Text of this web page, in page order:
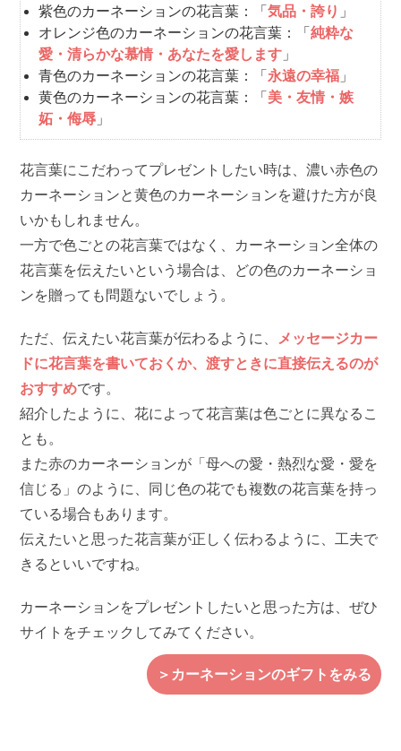
紫色のカーネーションの花言葉：「気品・誇り 」
オレンジ色のカーネーションの花言葉：「純粋な
愛・清らかな慕情・あなたを愛します 」
青色のカーネーションの花言葉：「 永遠の幸福 」
黄色のカーネーションの花言葉：「 美・友情・嫉
妬・侮辱 」
花言葉にこだわってプレゼントしたい時は、濃い赤色の
カーネーションと黄色のカーネーションを避けた方が良
いかもしれません。
一方で色ごとの花言葉ではなく、カーネーション全体の
花言葉を伝えたいという場合は、どの色のカーネーショ
ンを贈っても問題ないでしょう。
ただ、伝えたい花言葉が伝わるように、
メッセージカー
ドに花言葉を書いておくか、渡すときに直接伝えるのが
おすすめです。
紹介したように、花によって花言葉は色ごとに異なるこ
とも。
また赤のカーネーションが「母への愛・熱烈な愛・愛を
信じる」のように、同じ色の花でも複数の花言葉を持っ
ている場合もあります。
伝えたいと思った花言葉が正しく伝わるように、工夫で
きるといいですね。
カーネーションをプレゼントしたいと思った方は、ぜひ
サイトをチェックしてみてください。
＞カーネーションのギフトをみる